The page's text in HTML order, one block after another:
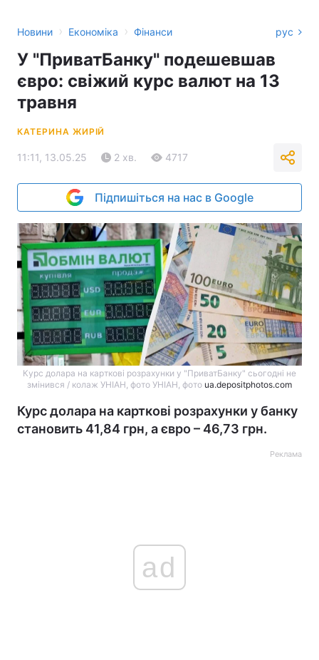
Новини › Економіка › Фінанси рус
У "ПриватБанку" подешевшав
євро: свіжий курс валют на 13
травня
КАТЕРИНА ЖИРІЙ
11:11, 13.05.25 2 хв. 4717
Підпишіться на нас в Google
Курс долара на карткові розрахунки у "ПриватБанку" сьогодні не
змінився / колаж УНІАН, фото УНІАН, фото ua.depositphotos.com
Курс долара на карткові розрахунки у банку
становить 41,84 грн, а євро – 46,73 грн.
Реклама
ad